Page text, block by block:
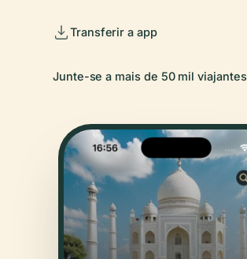
Transferir a app
Junte-se a mais de 50 mil viajantes